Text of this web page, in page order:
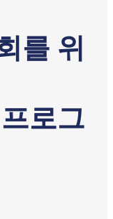
를 위
로그